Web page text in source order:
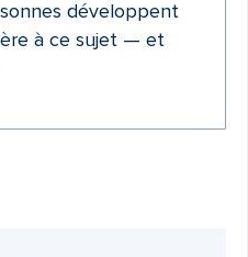
développent
à ce sujet — et